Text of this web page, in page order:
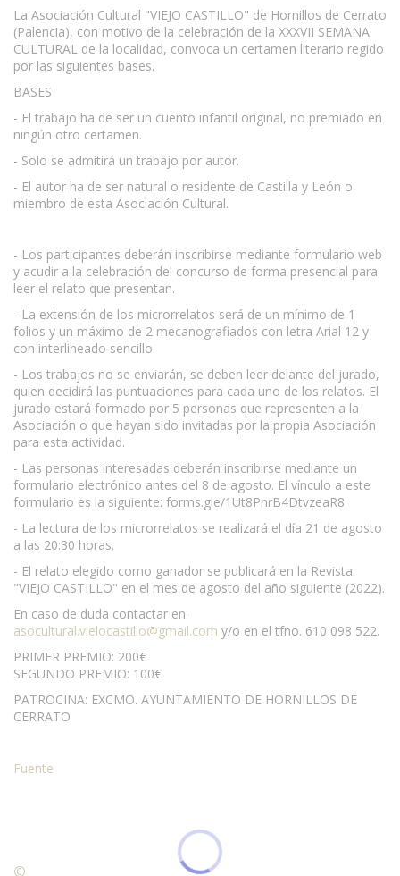
La Asociación Cultural "VIEJO CASTILLO" de Hornillos de Cerrato
(Palencia), con motivo de la celebración de la XXXVII SEMANA
CULTURAL de la localidad, convoca un certamen literario regido
por las siguientes bases.
BASES
- El trabajo ha de ser un cuento infantil original, no premiado en
ningún otro certamen.
- Solo se admitirá un trabajo por autor.
- El autor ha de ser natural o residente de Castilla y León o
miembro de esta Asociación Cultural.
- Los participantes deberán inscribirse mediante formulario web
y acudir a la celebración del concurso de forma presencial para
leer el relato que presentan.
- La extensión de los microrrelatos será de un mínimo de 1
folios y un máximo de 2 mecanografiados con letra Arial 12 y
con interlineado sencillo.
- Los trabajos no se enviarán, se deben leer delante del jurado,
quien decidirá las puntuaciones para cada uno de los relatos. El
jurado estará formado por 5 personas que representen a la
Asociación o que hayan sido invitadas por la propia Asociación
para esta actividad.
- Las personas interesadas deberán inscribirse mediante un
formulario electrónico antes del 8 de agosto. El vínculo a este
formulario es la siguiente: forms.gle/1Ut8PnrB4DtvzeaR8
- La lectura de los microrrelatos se realizará el día 21 de agosto
a las 20:30 horas.
- El relato elegido como ganador se publicará en la Revista
"VIEJO CASTILLO" en el mes de agosto del año siguiente (2022).
En caso de duda contactar en:
asocultural.vielocastillo@gmail.com y/o en el tfno. 610 098 522.
PRIMER PREMIO: 200€
SEGUNDO PREMIO: 100€
PATROCINA: EXCMO. AYUNTAMIENTO DE HORNILLOS DE
CERRATO
Fuente
© Condiciones para la reproducción de contenidos de esta